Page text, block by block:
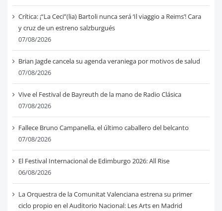
Crítica: ¡“La Ceci”(lia) Bartoli nunca será ‘Il viaggio a Reims’! Cara
y cruz de un estreno salzburgués
07/08/2026
Brian Jagde cancela su agenda veraniega por motivos de salud
07/08/2026
Vive el Festival de Bayreuth de la mano de Radio Clásica
07/08/2026
Fallece Bruno Campanella, el último caballero del belcanto
07/08/2026
El Festival Internacional de Edimburgo 2026: All Rise
06/08/2026
La Orquestra de la Comunitat Valenciana estrena su primer
ciclo propio en el Auditorio Nacional: Les Arts en Madrid